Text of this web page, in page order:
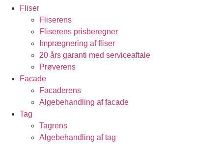
Fliser
Fliserens
Fliserens prisberegner
Imprægnering af fliser
20 års garanti med serviceaftale
Prøverens
Facade
Facaderens
Algebehandling af facade
Tag
Tagrens
Algebehandling af tag